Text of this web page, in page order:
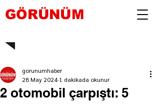
GÖRÜNÜM
2 otomobil çarpıştı: 5
gorunumhaber
28 May 2024 1 dakikada okunur